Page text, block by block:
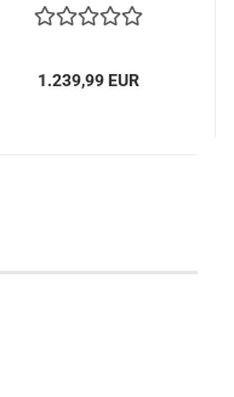
1.239,99 EUR